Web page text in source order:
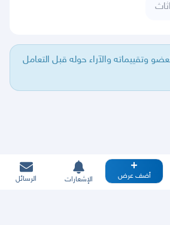
اثاث
وتقييماته والآراء حوله قبل التعامل
أضف عرض الإشعارات الرسائل